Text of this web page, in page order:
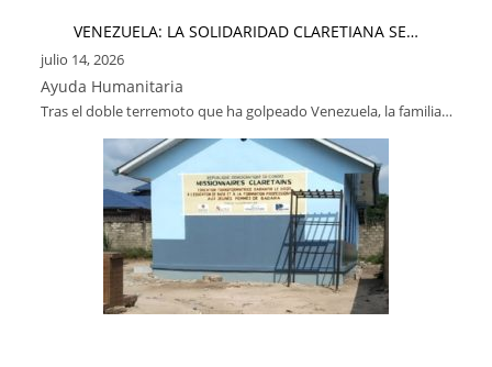
VENEZUELA: LA SOLIDARIDAD CLARETIANA SE…
julio 14, 2026
Ayuda Humanitaria
Tras el doble terremoto que ha golpeado Venezuela, la familia…